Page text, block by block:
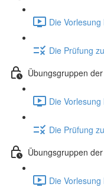
Die
Die Prüfung
Übungsgruppen
Die
Die Prüfung
Übungsgruppen
Die